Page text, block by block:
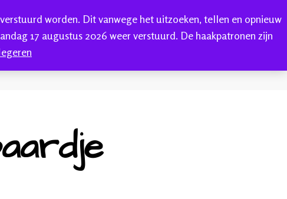
worden. Dit vanwege het uitzoeken, tellen en opnieuw
17 augustus 2026 weer verstuurd. De haakpatronen zijn
0